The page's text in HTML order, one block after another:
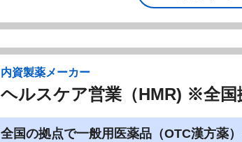
内資製薬メーカー
ヘルスケア営業（HMR) ※全国
全国の拠点で一般用医薬品（OTC漢方薬